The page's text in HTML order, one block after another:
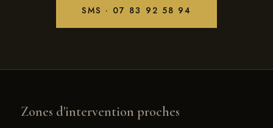
SMS · 07 83 92 58 94
Zones d'intervention proches